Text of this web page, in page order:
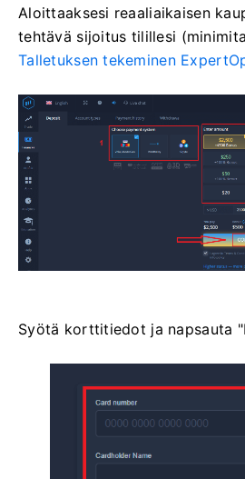
Aloittaaksesi reaaliaikaisen
tehtävä sijoitus tilillesi
Talletuksen tekeminen
Syötä korttitiedot ja napsauta